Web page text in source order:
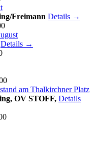
Freimann Details →
Details →
am Thalkirchner Platz
OV STOFF, Details